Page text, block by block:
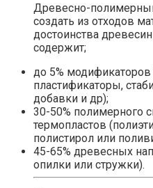
Древесно-
создать из отходов
достоинства
содержит;
до 5% модификаторов
пластификаторы,
добавки и др);
30-50% полимерного
термопластов
полистирол или
45-65% древесных
опилки или стружки).